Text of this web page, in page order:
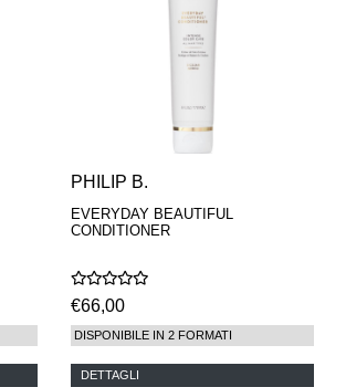
PHILIP B.
EVERYDAY BEAUTIFUL
CONDITIONER
€66,00
DISPONIBILE IN 2 FORMATI
DETTAGLI